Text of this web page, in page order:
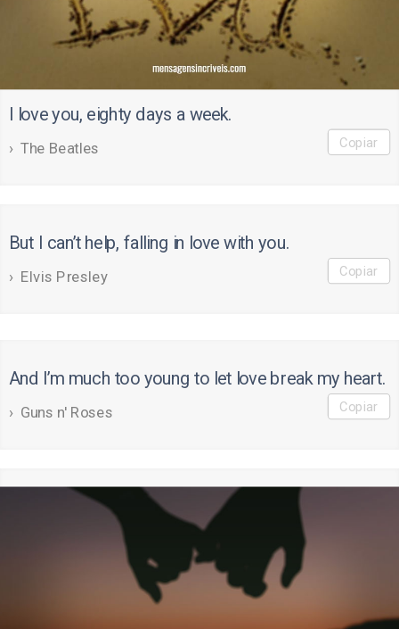
I love you, eighty days a week.
The Beatles Copiar
But I can’t help, falling in love with you.
Elvis Presley Copiar
And I’m much too young to let love break my heart.
Guns n' Roses Copiar